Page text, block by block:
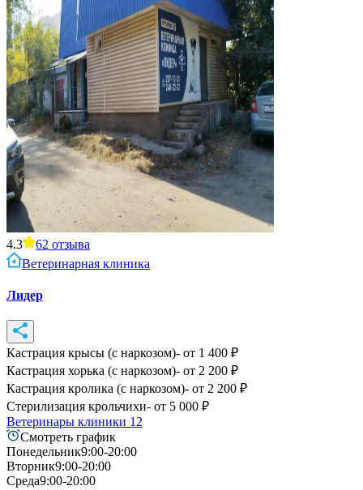
4.3 62 отзыва
Ветеринарная клиника
Лидер
Кастрация крысы (с наркозом)- от 1 400 ₽
Кастрация хорька (с наркозом)- от 2 200 ₽
Кастрация кролика (с наркозом)- от 2 200 ₽
Стерилизация крольчихи- от 5 000 ₽
Ветеринары клиники 12
Смотреть график
Понедельник9:00-20:00
Вторник9:00-20:00
Среда9:00-20:00